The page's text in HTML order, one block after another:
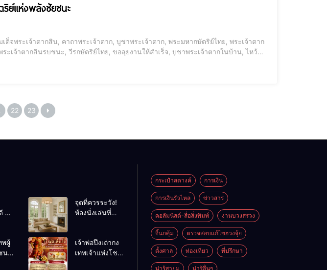
ย์แห่งพลังชัยชนะ
ะเจ้าตากสินรบชนะ, วีรกษัตริย์ไทย, ขอลุยงานให้สำเร็จ, บูชาพระเจ้าตากในบ้าน, ไหว้
22 23
ยิ่ง
ค้า
จุดที่ควรระวัง!
ห้องนั่งเล่นที่
พผู้
นะ
เจ้าพ่อปึงเถ่ากง
เทพเจ้าแห่งโชค
กระเป๋าสตางค์ การเงิน
การเงินรั่วไหล ข่าวสาร
คอลัมนิสต์-สื่อสิ่งพิมพ์ งานบวงสรวง
จี้นกคุ้ม ตรวจสอบแก้ไขฮวงจุ้ย
ตั้งศาล ท่องเที่ยว ที่ปรึกษา
น่ารู้สายมู น่ารู้อื่นๆ